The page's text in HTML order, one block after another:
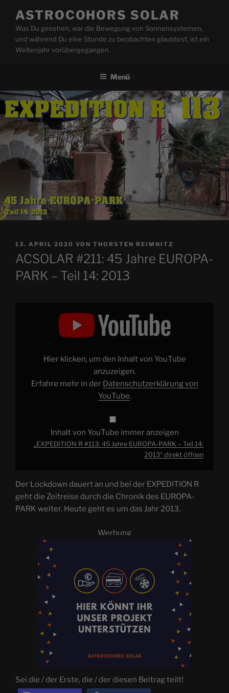
Inhalt
springen
ASTROCOHORS SOLAR
Was Du gesehen, war die Bewegung von Sonnensystemen,
und während Du eine Stunde zu beobachten glaubtest, ist ein
Weltenjahr vorübergegangen.
Menü
VERÖFFENTLICHT
AM
13. APRIL 2020 VON THORSTEN REIMNITZ
ACSOLAR #211: 45 Jahre EUROPA-
PARK – Teil 14: 2013
Hier klicken, um den Inhalt von YouTube
anzuzeigen.
Erfahre mehr in der Datenschutzerklärung von
YouTube.
Inhalt von YouTube immer anzeigen
„EXPEDITION R #113: 45 Jahre EUROPA-PARK – Teil 14:
2013“ direkt öffnen
Der Lockdown dauert an und bei der EXPEDITION R
geht die Zeitreise durch die Chronik des EUROPA-
PARK weiter. Heute geht es um das Jahr 2013.
Werbung
Sei die / der Erste, die / der diesen Beitrag teilt!